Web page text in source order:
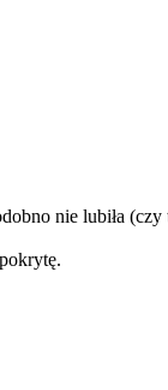
nie lubiła